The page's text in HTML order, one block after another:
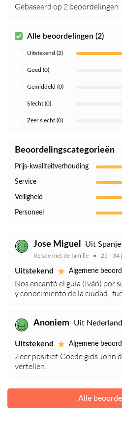
Gebaseerd op 2 beoordelingen
Alle beoordelingen (2)
Uitstekend (2)
Goed (0)
Gemiddeld (0)
Slecht (0)
Zeer slecht (0)
Beoordelingscategorieën
Prijs-kwaliteitverhouding
Service
Veiligheid
Personeel
Jose Miguel Uit
Reisde met de familie 25 - 34
Uitstekend Algemene
Nos encantó el guía (Iván) por
y conocimiento de la ciudad ,
Anoniem Uit
Uitstekend Algemene
Zeer positief. Goede gids John
vertellen.
Alle